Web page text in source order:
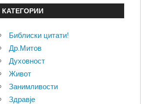
КАТЕГОРИИ
Библиски цитати!
Др.Митов
Духовност
Живот
Занимливости
Здравје